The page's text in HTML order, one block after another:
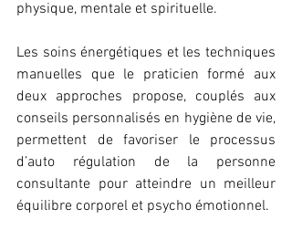
physique, mentale et spirituelle.
Les soins énergétiques et les techniques
manuelles que le praticien formé aux
deux approches propose, couplés aux
conseils personnalisés en hygiène de vie,
permettent de favoriser le processus
d’auto régulation de la personne
consultante pour atteindre un meilleur
équilibre corporel et psycho émotionnel.